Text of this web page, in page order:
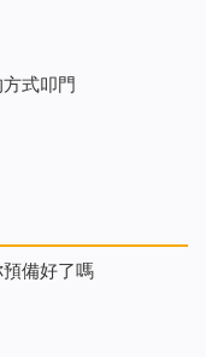
式叩門
備好了嗎